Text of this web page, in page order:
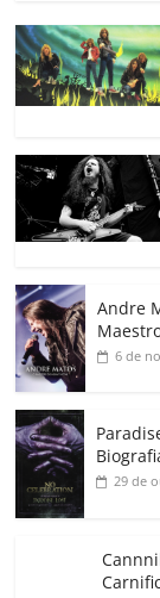
c
e
b
o
o
k
itt
er
Andre
6 de
29 de